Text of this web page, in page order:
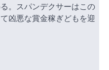
。スパンデクサーはこの
凶悪な賞金稼ぎどもを迎